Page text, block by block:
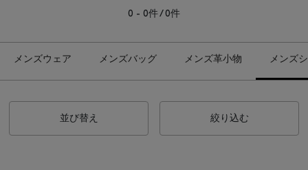
0 - 0件 / 0件
メンズウェア メンズバッグ メンズ革小物 メンズ
並び替え 絞り込む